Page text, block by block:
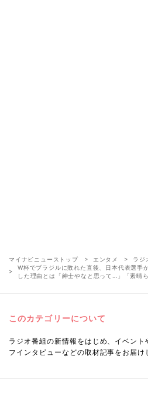
マイナビニューストップ エンタメ
ラジ
W杯でブラジルに敗れた直後、日本代表選手
した理由とは「紳士やなと思って…」「素晴ら
このカテゴリーについて
ラジオ番組の新情報をはじめ、イベン
フインタビューなどの取材記事をお届け